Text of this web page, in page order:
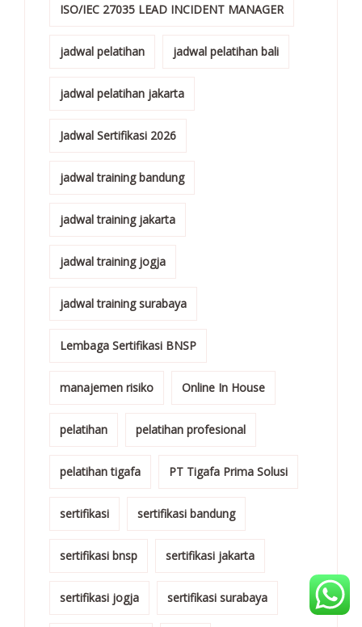
ISO/IEC 27035 LEAD INCIDENT MANAGER
jadwal pelatihan jadwal pelatihan bali
jadwal pelatihan jakarta
Jadwal Sertifikasi 2026
jadwal training bandung
jadwal training jakarta
jadwal training jogja
jadwal training surabaya
Lembaga Sertifikasi BNSP
manajemen risiko Online In House
pelatihan pelatihan profesional
pelatihan tigafa PT Tigafa Prima Solusi
sertifikasi sertifikasi bandung
sertifikasi bnsp sertifikasi jakarta
sertifikasi jogja sertifikasi surabaya